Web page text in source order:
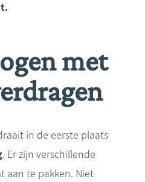
met
in de eerste plaats
. Er zijn verschillende
aan te pakken. Niet